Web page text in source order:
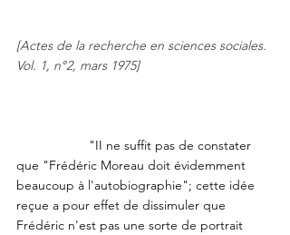
[Actes de la recherche en sciences sociales.
Vol. 1, n°2, mars 1975]
que "Frédéric Moreau doit évidemment
beaucoup à l'autobiographie"; cette idée
reçue a pour effet de dissimuler que
Frédéric n'est pas une sorte de portrait